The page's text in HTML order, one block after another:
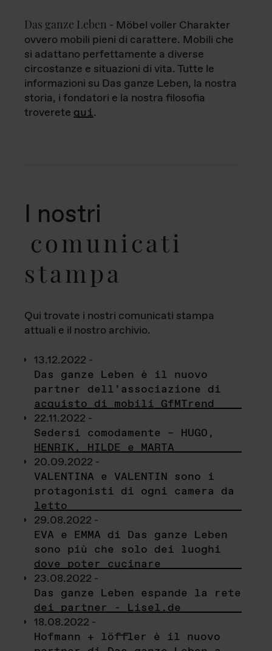
Das ganze Leben - Möbel voller Charakter
ovvero mobili pieni di carattere. Mobili che
si adattano perfettamente a diverse
circostanze e situazioni di vita. Tutte le
informazioni su Das ganze Leben, la nostra
storia, i fondatori e la nostra filosofia
troverete qui.
I nostri
comunicati
stampa
Qui trovate i nostri comunicati stampa
attuali e il nostro archivio.
13.12.2022 -
Das ganze Leben è il nuovo
partner dell’associazione di
acquisto di mobili GfMTrend
22.11.2022 -
Sedersi comodamente – HUGO,
HENRIK, HILDE e MARTA
20.09.2022 -
VALENTINA e VALENTIN sono i
protagonisti di ogni camera da
letto
29.08.2022 -
EVA e EMMA di Das ganze Leben
sono più che solo dei luoghi
dove poter cucinare
23.08.2022 -
Das ganze Leben espande la rete
dei partner - Lisel.de
18.08.2022 -
Hofmann + löffler è il nuovo